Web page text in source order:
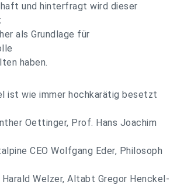
und hinterfragt wird dieser
als Grundlage für
haben.
ist wie immer hochkarätig besetzt
Oettinger, Prof. Hans Joachim
CEO Wolfgang Eder, Philosoph
Welzer, Altabt Gregor Henckel-